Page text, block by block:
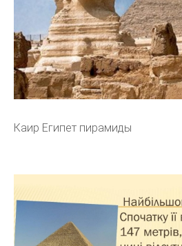
Каир Египет пирамиды